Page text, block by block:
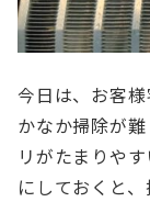
今日は、お客
かなか掃除が
リがたまりや
にしておくと